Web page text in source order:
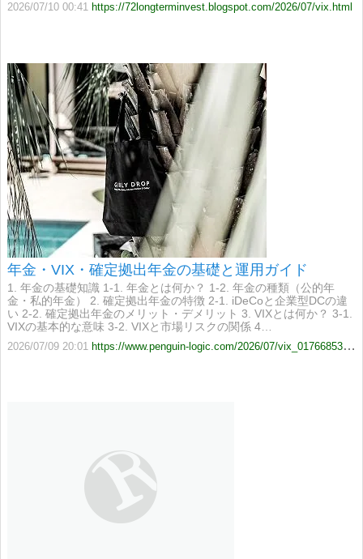
2026/07/10 00:41 https://72longterminvest.blogspot.com/2026/07/vix.html
年金・VIX・確定拠出年金の基礎と運用ガイド
1. 年金の基礎知識 1-1. 年金とは何か？ 1-2. 年金の種類（公的年
金・私的年金） 2. 確定拠出年金の特徴 2-1. iDeCoと企業型DCの違
い 2-2. 確定拠出年金のメリット・デメリット 3. VIXとは何か？ 3-1.
VIXの基本的な意味 3-2. VIXと市場リスクの関係 4…
2026/07/09 20:01 https://www.penguin-logic.com/2026/07/vix_01766853594.html